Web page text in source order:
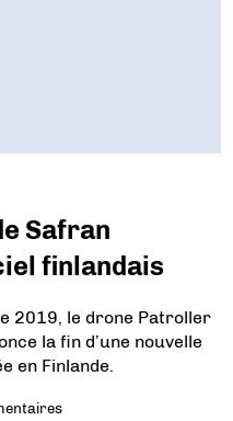
Safran
finlandais
2019, le drone Patroller
la fin d’une nouvelle
en Finlande.